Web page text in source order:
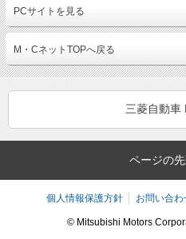
PCサイトを見る
M・CネットTOPへ戻る
三菱自動車
ページの
個人情報保護方針 お問い合わ
© Mitsubishi Motors